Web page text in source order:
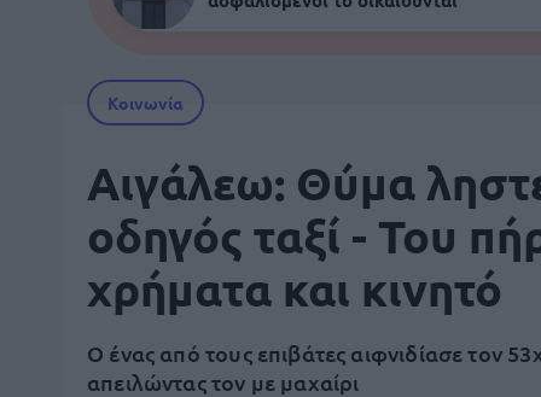
Κοινωνία
Αιγάλεω: Θύμα
οδηγός ταξί - Του
χρήματα και κινητό
Ο ένας από τους επιβάτες αιφνιδίασε τον
απειλώντας τον με μαχαίρι